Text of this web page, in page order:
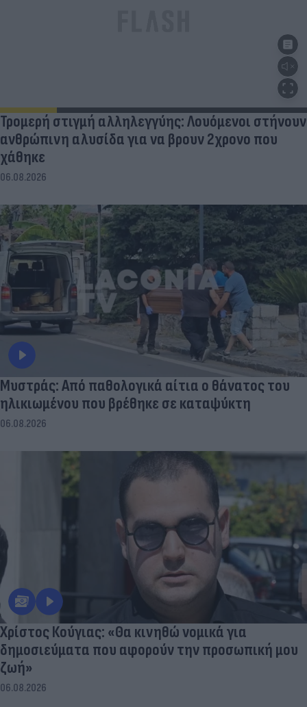
Τρομερή στιγμή αλληλεγγύης: Λουόμενοι στήνουν
ανθρώπινη αλυσίδα για να βρουν 2χρονο που
χάθηκε
06.08.2026
Μυστράς: Από παθολογικά αίτια ο θάνατος του
ηλικιωμένου που βρέθηκε σε καταψύκτη
06.08.2026
Χρίστος Κούγιας: «Θα κινηθώ νομικά για
δημοσιεύματα που αφορούν την προσωπική μου
ζωή»
06.08.2026